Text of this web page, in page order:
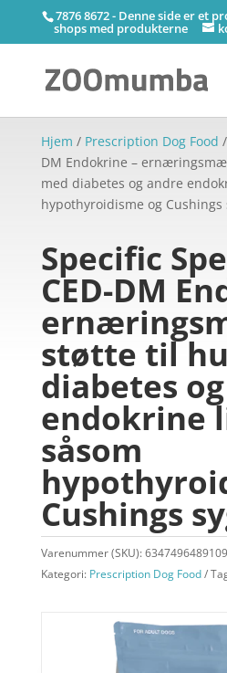
7876 8672 - Denne side er et
shops med produkterne
Hjem / Prescription Dog Food
DM Endokrine –
med diabetes og andre
hypothyroidisme og Cushings
Specific
CED-DM
støtte til
diabetes
endokrine
såsom
Cushings
Varenummer (SKU):
Kategori: Prescription Dog Food